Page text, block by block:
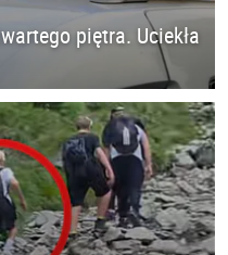
piętra. Uciekła